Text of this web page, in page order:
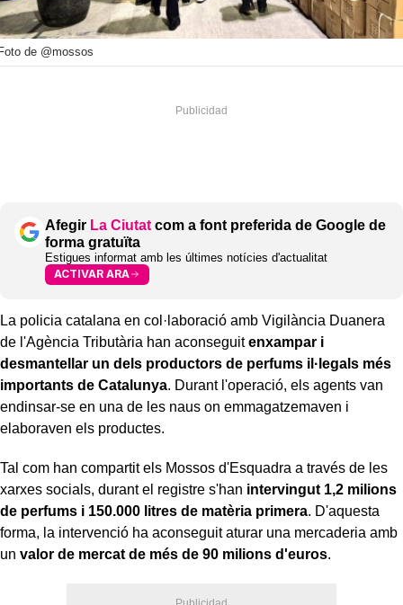
de @mossos
Afegir La Ciutat com a font preferida de Google de
forma gratuïta
Estigues informat amb les últimes notícies d'actualitat
ACTIVAR ARA
La policia catalana en col·laboració amb Vigilància Duanera
de l'Agència Tributària han aconseguitenxampar i
desmantellar un dels productors de perfums il·legals més
importants de Catalunya. Durant l'operació, els agents van
endinsar-se en una de les naus on emmagatzemaven i
elaboraven els productes.
Tal com han compartit els Mossos d'Esquadra a través de les
xarxes socials, durant el registre s'han intervingut 1,2 milions
de perfums i 150.000 litres de matèria primera. D'aquesta
forma, la intervenció ha aconseguit aturar una mercaderia amb
un valor de mercat de més de 90 milions d'euros.